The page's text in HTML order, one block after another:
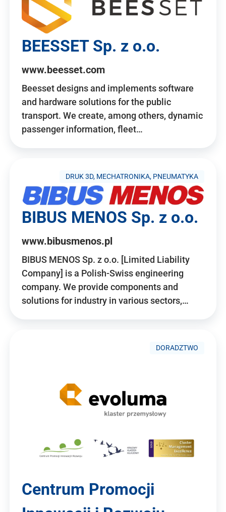
BEESSET Sp. z o.o.
www.beesset.com
Beesset designs and implements software
and hardware solutions for the public
transport. We create, among others, dynamic
passenger information, fleet…
DRUK 3D, MECHATRONIKA, PNEUMATYKA
BIBUS MENOS Sp. z o.o.
www.bibusmenos.pl
BIBUS MENOS Sp. z o.o. [Limited Liability
Company] is a Polish-Swiss engineering
company. We provide components and
solutions for industry in various sectors,…
DORADZTWO
Centrum Promocji